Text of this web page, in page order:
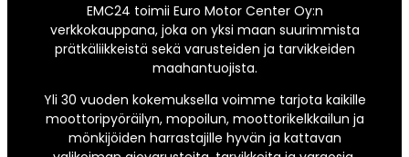
EMC24 toimii Euro Motor Center Oy:n
verkkokauppana, joka on yksi maan suurimmista
prätkäliikkeistä sekä varusteiden ja tarvikkeiden
maahantuojista.
Yli 30 vuoden kokemuksella voimme tarjota kaikille
moottoripyöräilyn, mopoilun, moottorikelkkailun ja
mönkijöiden harrastajille hyvän ja kattavan